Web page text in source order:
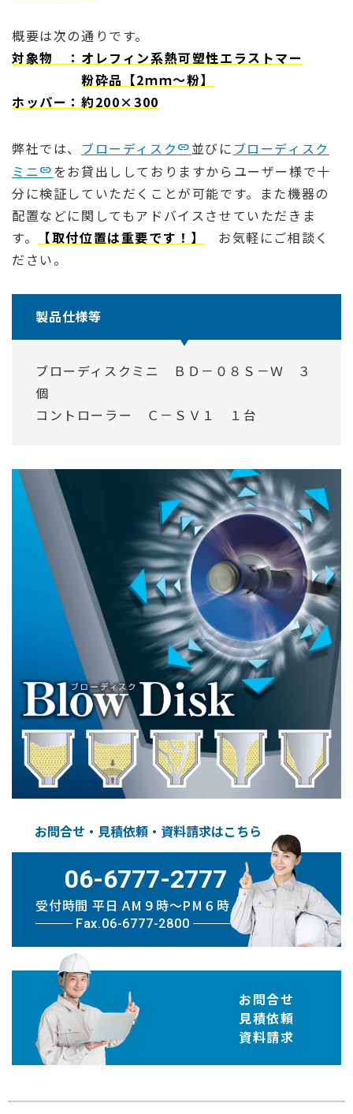
概要は次の通りです。
対象物 ：オレフィン系熱可塑性エラストマー
粉砕品【2ｍｍ～粉】
ホッパー：約200×300
弊社では、 ブローディスク 並びに ブローディスク
ミニ
をお貸出ししておりますからユーザー様で十
分に検証していただくことが可能です。また機器の
配置などに関してもアドバイスさせていただきま
す。
【取付位置は重要です！】
お気軽にご相談く
ださい。
製品仕様等
ブローディスクミニ ＢＤ－０８Ｓ－Ｗ ３
個
コントローラー Ｃ－ＳＶ１ １台
お問合せ・見積依頼・資料請求はこちら
06-6777-2777
受付時間 平日 AM９時〜PM６時
Fax.06-6777-2800
お問合せ
見積依頼
資料請求